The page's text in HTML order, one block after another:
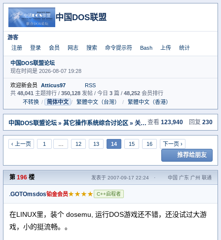
中国DOS联盟
游客
注册
登录 会员 网志 搜索 命令提示符 Bash 上传 统计
中国DOS联盟论坛
现在时间是 2026-08-07 19:28
欢迎新会员 Atticus97
RSS
共 48,041 主题排行 / 350,128 发帖 / 今日 3 篇 / 48,252 会员排行
不转换 / 简体中文 / 繁體中文（台灣） / 繁體中文（香港）
中国DOS联盟论坛 » 其它操作系统综合讨论区 » 关于linux 置顶I
查看 123,940 回复 230
‹ 上一页 1 12 13 14 15 16 下一页 ›
推荐给朋友
第 196 楼 发表于 2007-09-17 22:24 · 中国 广东 广州 联通
GOTOmsdos铂金会员★★★★ C++启程者
在LINUX里，装个 dosemu, 运行DOS游戏还不错，还没试过大游
戏，小的挺流畅。。